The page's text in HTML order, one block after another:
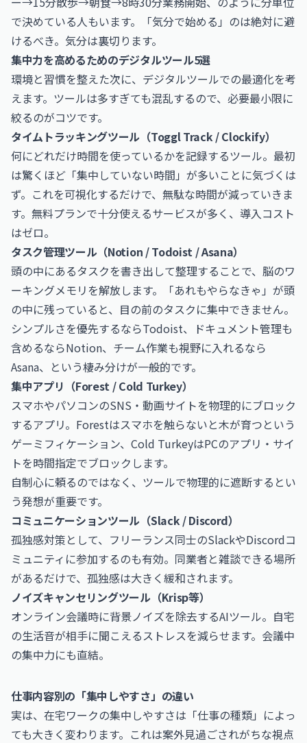
で決めている人もいます。「気分で始める」のは絶対に避
けるべき。気分は裏切ります。
集中力を高めるためのデジタルツール5選
環境と習慣を整えた次に、デジタルツールでの最適化を考
えます。ツールは多すぎても混乱するので、必要最小限に
絞るのがコツです。
タイムトラッキングツール（Toggl Track / Clockify）
何にどれだけ時間を使っているかを記録するツール。最初
は驚くほど「集中していない時間」が多いことに気づくは
ず。これを可視化するだけで、無駄な時間が減っていきま
す。無料プランで十分使えるサービスが多く、導入コスト
はゼロ。
タスク管理ツール（Notion / Todoist / Asana）
頭の中にあるタスクを書き出して整理することで、脳のワ
ーキングメモリを解放します。「あれもやらなきゃ」が頭
の中に残っていると、目の前のタスクに集中できません。
シンプルさを優先するならTodoist、ドキュメント管理も
含めるならNotion、チーム作業も視野に入れるなら
Asana、という棲み分けが一般的です。
集中アプリ（Forest / Cold Turkey）
スマホやパソコンのSNS・動画サイトを物理的にブロック
するアプリ。Forestはスマホを触らないと木が育つという
ゲーミフィケーション、Cold TurkeyはPCのアプリ・サイ
トを時間指定でブロックします。
自制心に頼るのではなく、ツールで物理的に遮断するとい
う発想が重要です。
コミュニケーションツール（Slack / Discord）
孤独感対策として、フリーランス同士のSlackやDiscordコ
ミュニティに参加するのも有効。同業者と雑談できる場所
があるだけで、孤独感は大きく緩和されます。
ノイズキャンセリングツール（Krisp等）
オンライン会議時に背景ノイズを除去するAIツール。自宅
の生活音が相手に聞こえるストレスを減らせます。会議中
の集中力にも直結。
仕事内容別の「集中しやすさ」の違い
実は、在宅ワークの集中しやすさは「仕事の種類」によっ
ても大きく変わります。これは案外見過ごされがちな視点